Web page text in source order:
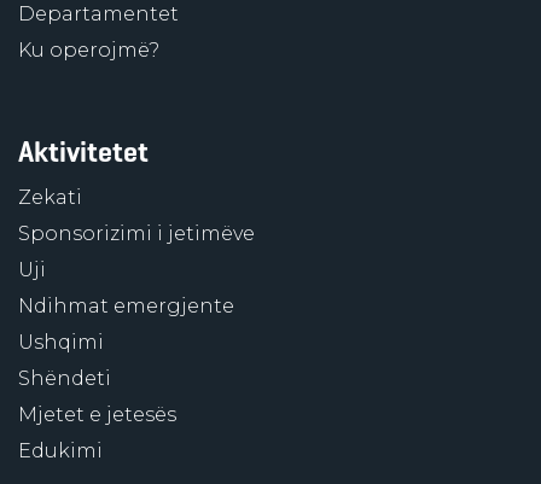
Departamentet
Ku operojmë?
Aktivitetet
Zekati
Sponsorizimi i jetimëve
Uji
Ndihmat emergjente
Ushqimi
Shëndeti
Mjetet e jetesës
Edukimi